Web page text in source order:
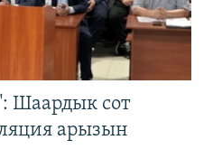
Шаардык сот
арызын